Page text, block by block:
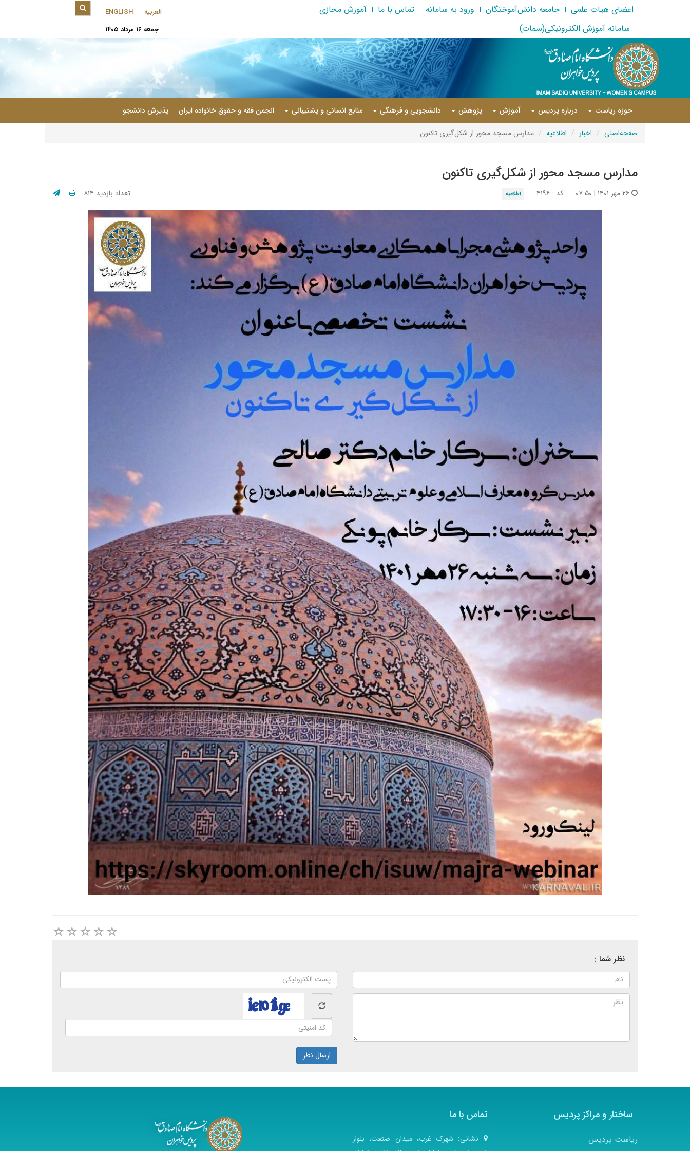
اعضای هیات علمی جامعه دانش‌آموختگان ورود به سامانه تماس با ما
آموزش مجازی
سامانه آموزش الکترونیکی(سمات)
العربیه
ENGLISH
جمعه ۱۶ مرداد ۱۴۰۵
حوزه ریاست درباره پردیس آموزش پژوهش دانشجویی و فرهنگی منابع انسانی و پشتیبانی انجمن فقه و حقوق خانواده ایران پذیرش دانشجو
صفحه‌اصلی اخبار اطلاعیه مدارس مسجد محور از شکل‌گیری تاکنون
مدارس مسجد محور از شکل‌گیری تاکنون
کد : ۴۱۹۶ اطلاعیه تعداد بازدید:۸۱۴
نظر شما :
ارسال نظر
ساختار و مراکز پردیس
ریاست پردیس
تماس با ما
نشانی: شهرک غرب، میدان صنعت، بلوار